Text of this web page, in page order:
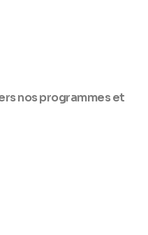
nos programmes et